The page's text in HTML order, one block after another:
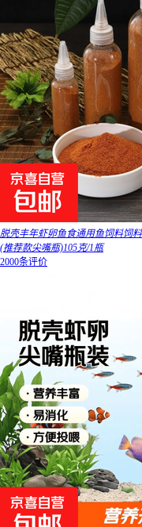
脱壳丰年虾卵鱼食通用鱼饲料饲
(推荐款尖嘴瓶)105克/1瓶
2000条评价